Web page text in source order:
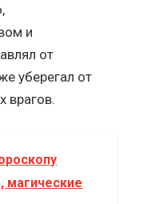
и
от
уберегал от
врагов.
магические